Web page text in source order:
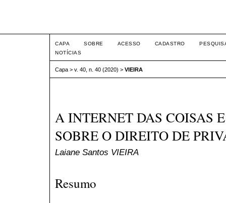
CAPA SOBRE ACESSO CADASTRO
NOTÍCIAS
Capa > v. 40, n. 40 (2020) > VIEIRA
A INTERNET DAS COISAS
SOBRE O DIREITO DE
Laiane Santos VIEIRA
Resumo